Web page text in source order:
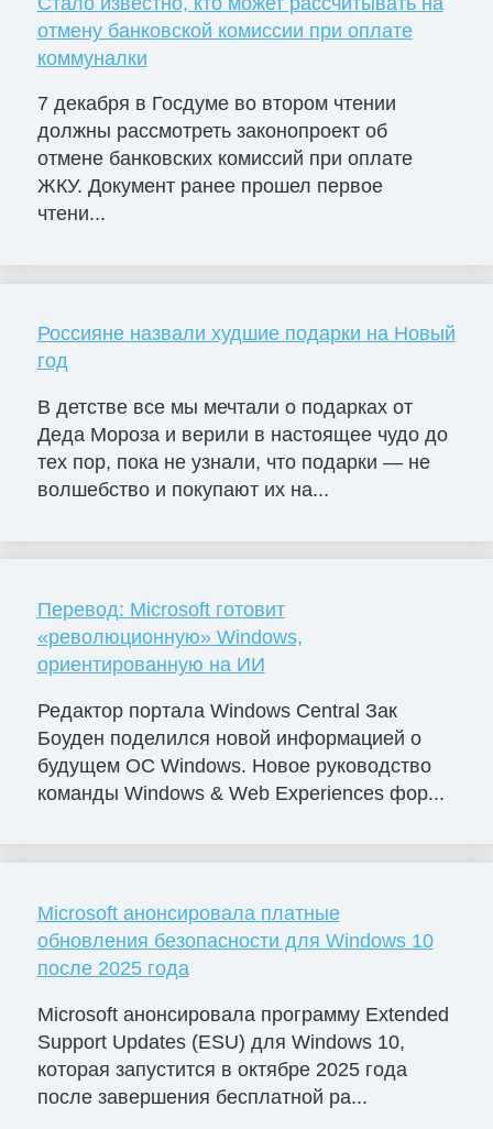
отмену банковской комиссии при оплате
коммуналки
7 декабря в Госдуме во втором чтении
должны рассмотреть законопроект об
отмене банковских комиссий при оплате
ЖКУ. Документ ранее прошел первое
чтени...
Россияне назвали худшие подарки на Новый
год
В детстве все мы мечтали о подарках от
Деда Мороза и верили в настоящее чудо до
тех пор, пока не узнали, что подарки — не
волшебство и покупают их на...
Перевод: Microsoft готовит
«революционную» Windows,
ориентированную на ИИ
Редактор портала Windows Central Зак
Боуден поделился новой информацией о
будущем ОС Windows. Новое руководство
команды Windows & Web Experiences фор...
Microsoft анонсировала платные
обновления безопасности для Windows 10
после 2025 года
Microsoft анонсировала программу Extended
Support Updates (ESU) для Windows 10,
которая запустится в октябре 2025 года
после завершения бесплатной ра...